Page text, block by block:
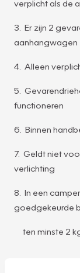
verplicht als de
3. Er zijn 2
aanhangwagen
4. Alleen
5.
functioneren
6. Binnen
7. Geldt niet
verlichting
8. In een
goedgekeurde
ten minste 2